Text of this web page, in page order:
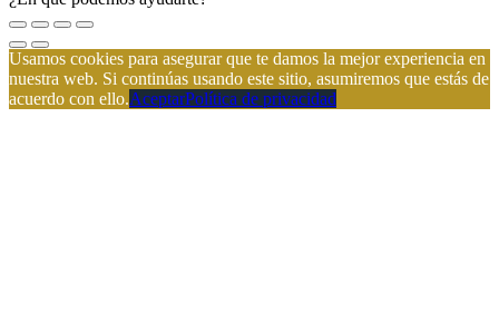
Usamos cookies para asegurar que te damos la mejor experiencia en
nuestra web. Si continúas usando este sitio, asumiremos que estás de
acuerdo con ello.AceptarPolítica de privacidad